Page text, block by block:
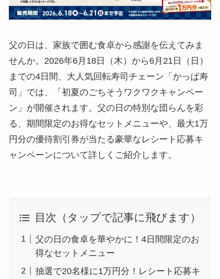
父の日は、家族で囲む食卓から感謝を伝えてみま
せんか。2026年6月18日（木）から6月21日（日）
までの4日間、大人気回転寿司チェーン「かっぱ寿
司」では、「初夏のごちそうワクワクキャンペー
ン」が開催されます。父の日の特別な団らんを彩
る、期間限定のお得なセットメニューや、最大1万
円分の優待割引券が当たる豪華なレシート応募キ
ャンペーンについて詳しくご紹介します。
目次（タップで記事に飛びます）
父の日の食卓を華やかに！4日間限定のお
得なセットメニュー
抽選で20名様に1万円分！レシート応募キ